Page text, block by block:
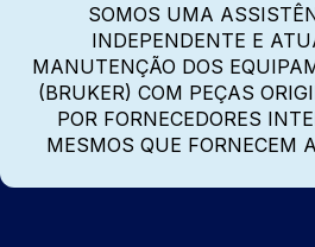
SOMOS UMA
INDEPENDENTE E
MANUTENÇÃO DOS
(BRUKER) COM PEÇAS
POR FORNECEDORES
MESMOS QUE FORNECEM